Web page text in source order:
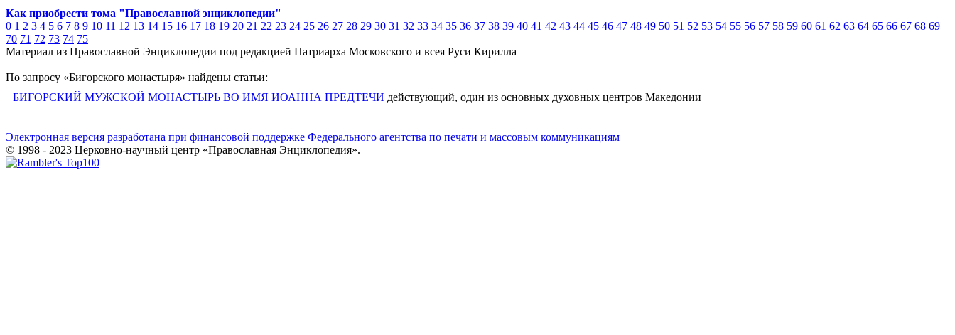
Как приобрести тома "Православной энциклопедии"
0 1 2 3 4 5 6 7 8 9 10 11 12 13 14 15 16 17 18 19 20 21 22 23 24 25 26 27 28 29 30 31 32 33 34 35 36 37 38 39 40 41 42 43 44 45 46 47 48 49 50 51 52 53 54 55 56 57 58 59 60 61 62 63 64 65 66 67 68 69
70 71 72 73 74 75
Материал из Православной Энциклопедии под редакцией Патриарха Московского и всея Руси Кирилла
По запросу «Бигорского монастыря» найдены статьи:
БИГОРСКИЙ МУЖСКОЙ МОНАСТЫРЬ ВО ИМЯ ИОАННА ПРЕДТЕЧИ действующий, один из основных духовных центров Македонии
Электронная версия разработана при финансовой поддержке Федерального агентства по печати и массовым коммуникациям
© 1998 - 2023 Церковно-научный центр «Православная Энциклопедия».